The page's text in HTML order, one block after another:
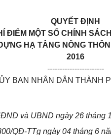
QUYẾT ĐỊNH
ĐIỂM MỘT SỐ CHÍNH
HẠ TẦNG NÔNG
2016
-----------------------
ỦY BAN NHÂN DÂN THÀNH
và UBND ngày 26 tháng
QĐ-TTg ngày 04 tháng 6